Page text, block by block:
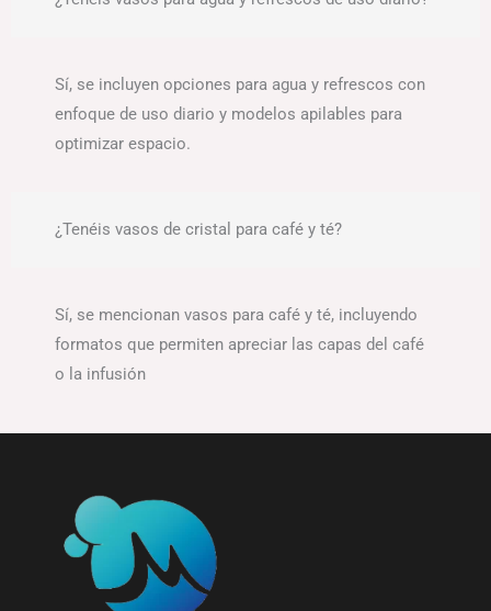
Sí, se incluyen opciones para agua y refrescos con
enfoque de uso diario y modelos apilables para
optimizar espacio.
¿Tenéis vasos de cristal para café y té?
Sí, se mencionan vasos para café y té, incluyendo
formatos que permiten apreciar las capas del café
o la infusión